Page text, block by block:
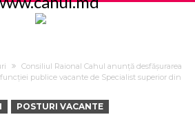
Consiliul Raional Cahul anunţă desfăşurarea
publice vacante de Specialist superior din
POSTURI VACANTE